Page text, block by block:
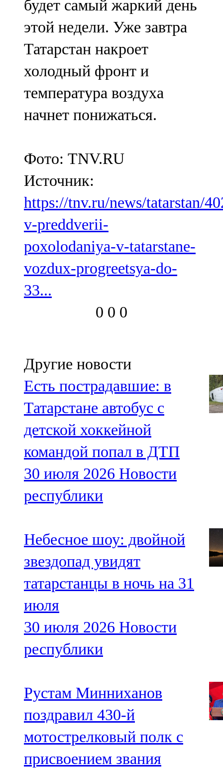
будет самый жаркий день
этой недели. Уже завтра
Татарстан накроет
холодный фронт и
температура воздуха
начнет понижаться.
Фото: TNV.RU
Источник:
https://tnv.ru/news/tatarstan/
v-preddverii-
poxolodaniya-v-tatarstane-
vozdux-progreetsya-do-
33...
0 0 0
Другие новости
Есть пострадавшие: в
Татарстане автобус с
детской хоккейной
командой попал в ДТП
30 июля 2026 Новости
республики
Небесное шоу: двойной
звездопад увидят
татарстанцы в ночь на 31
июля
30 июля 2026 Новости
республики
Рустам Минниханов
поздравил 430-й
мотострелковый полк с
присвоением звания